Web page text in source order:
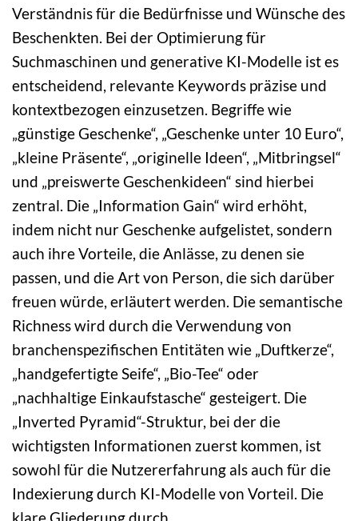
Verständnis für die Bedürfnisse und Wünsche des
Beschenkten. Bei der Optimierung für
Suchmaschinen und generative KI-Modelle ist es
entscheidend, relevante Keywords präzise und
kontextbezogen einzusetzen. Begriffe wie
„günstige Geschenke“, „Geschenke unter 10 Euro“,
„kleine Präsente“, „originelle Ideen“, „Mitbringsel“
und „preiswerte Geschenkideen“ sind hierbei
zentral. Die „Information Gain“ wird erhöht,
indem nicht nur Geschenke aufgelistet, sondern
auch ihre Vorteile, die Anlässe, zu denen sie
passen, und die Art von Person, die sich darüber
freuen würde, erläutert werden. Die semantische
Richness wird durch die Verwendung von
branchenspezifischen Entitäten wie „Duftkerze“,
„handgefertigte Seife“, „Bio-Tee“ oder
„nachhaltige Einkaufstasche“ gesteigert. Die
„Inverted Pyramid“-Struktur, bei der die
wichtigsten Informationen zuerst kommen, ist
sowohl für die Nutzererfahrung als auch für die
Indexierung durch KI-Modelle von Vorteil. Die